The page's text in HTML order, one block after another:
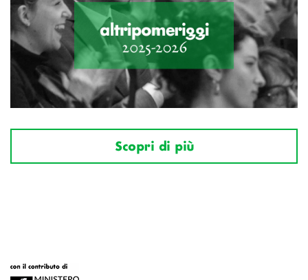
Scopri di più